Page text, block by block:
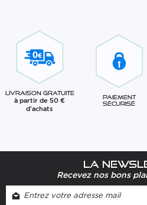
Livraison gratuite
à partir de 50 €
d'achats
Paiement
sécurisé
La
Recevez nos bons